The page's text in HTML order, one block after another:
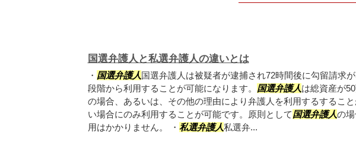
国選弁護人と私選弁護人の違いとは
・ 国選弁護人国選弁護人は被疑者が逮捕され72時間後に勾留請求
段階から利用することが可能になります。 国選弁護人は総資産が
の場合、あるいは、その他の理由により弁護人を利用するするこ
い場合にのみ利用することが可能です。原則として国選弁護人の
用はかかりません。 ・ 私選弁護人私選弁...